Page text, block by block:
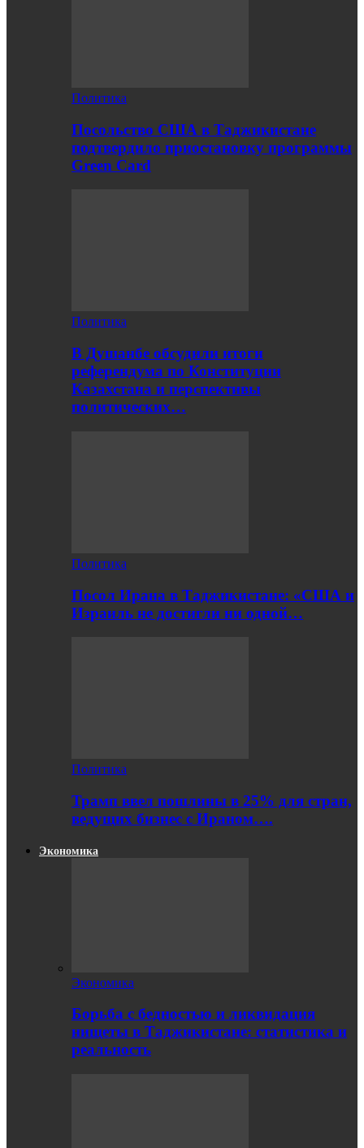
Политика
Посольство США в Таджикистане
подтвердило приостановку программы
Green Card
Политика
В Душанбе обсудили итоги
референдума по Конституции
Казахстана и перспективы
политических…
Политика
Посол Ирана в Таджикистане: «США и
Израиль не достигли ни одной…
Политика
Трамп ввел пошлины в 25% для стран,
ведущих бизнес с Ираном….
Экономика
Экономика
Борьба с бедностью и ликвидация
нищеты в Таджикистане: статистика и
реальность